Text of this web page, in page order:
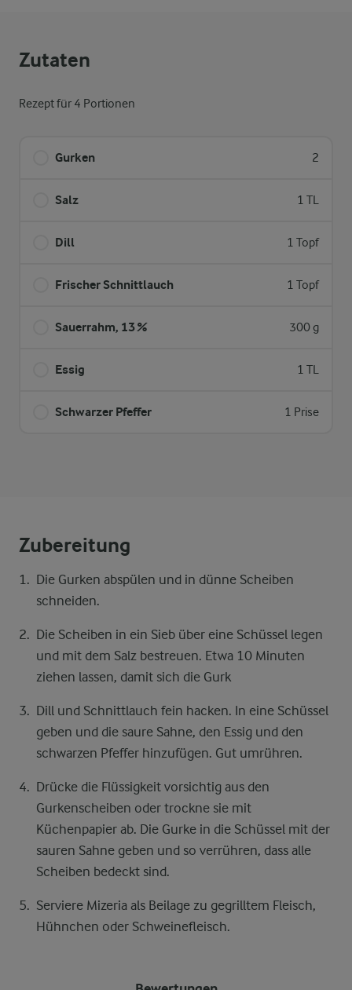
Zutaten
Rezept für 4 Portionen
Gurken 2
Salz 1 TL
Dill 1 Topf
Frischer Schnittlauch 1 Topf
Sauerrahm, 13 % 300 g
Essig 1 TL
Schwarzer Pfeffer 1 Prise
Zubereitung
Die Gurken abspülen und in dünne Scheiben
schneiden.
Die Scheiben in ein Sieb über eine Schüssel legen
und mit dem Salz bestreuen. Etwa 10 Minuten
ziehen lassen, damit sich die Gurk
Dill und Schnittlauch fein hacken. In eine Schüssel
geben und die saure Sahne, den Essig und den
schwarzen Pfeffer hinzufügen. Gut umrühren.
Drücke die Flüssigkeit vorsichtig aus den
Gurkenscheiben oder trockne sie mit
Küchenpapier ab. Die Gurke in die Schüssel mit der
sauren Sahne geben und so verrühren, dass alle
Scheiben bedeckt sind.
Serviere Mizeria als Beilage zu gegrilltem Fleisch,
Hühnchen oder Schweinefleisch.